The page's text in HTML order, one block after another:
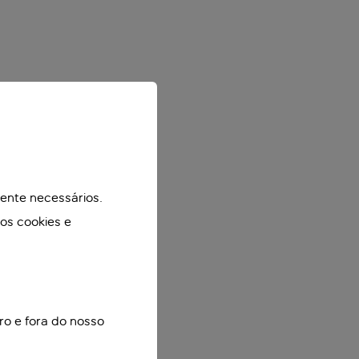
necessários.
cookies e
e fora do nosso